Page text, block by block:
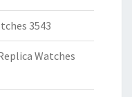
3543
Watches